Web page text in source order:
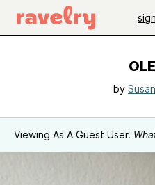
by
Viewing As A Guest User.